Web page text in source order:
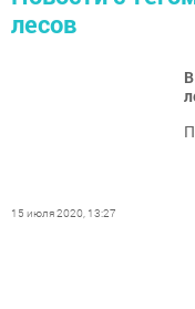
лесов
15 июля 2020, 13:27